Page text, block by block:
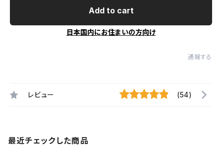
Add to cart
日本国内にお住まいの方向け
通報する
レビュー (54)
最近チェックした商品